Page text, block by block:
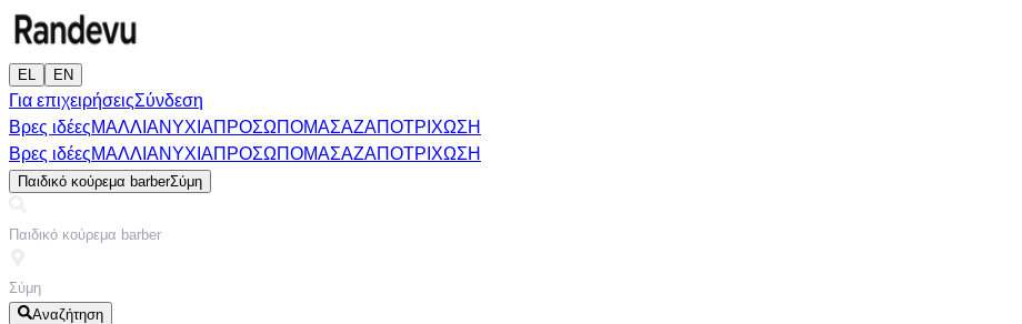
EL EN
Για επιχειρήσειςΣύνδεση
Βρες ιδέεςΜΑΛΛΙΑΝΥΧΙΑΠΡΟΣΩΠΟΜΑΣΑΖΑΠΟΤΡΙΧΩΣΗ
Βρες ιδέεςΜΑΛΛΙΑΝΥΧΙΑΠΡΟΣΩΠΟΜΑΣΑΖΑΠΟΤΡΙΧΩΣΗ
Παιδικό κούρεμα barberΣύμη
Αναζήτηση